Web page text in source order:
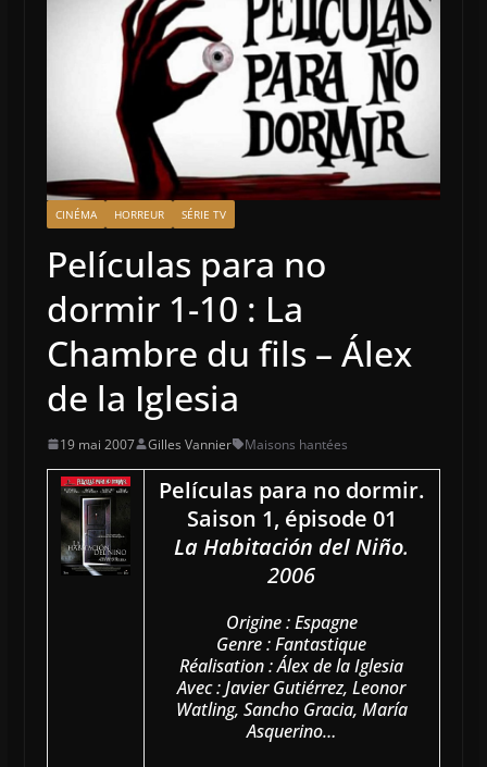
CINÉMA HORREUR SÉRIE TV
Películas para no
dormir 1-10 : La
Chambre du fils – Álex
de la Iglesia
19 mai 2007 Gilles Vannier Maisons hantées
Películas para no dormir.
Saison 1, épisode 01
La Habitación del Niño.
2006
Origine : Espagne
Genre : Fantastique
Réalisation : Álex de la Iglesia
Avec : Javier Gutiérrez, Leonor
Watling, Sancho Gracia, María
Asquerino…